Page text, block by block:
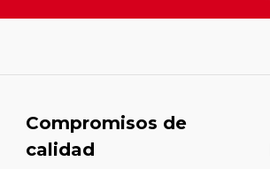
Compromisos de
calidad